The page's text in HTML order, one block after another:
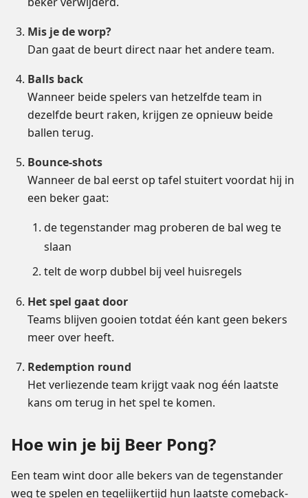
Mis je de worp?
Dan gaat de beurt direct naar het andere team.
Balls back
Wanneer beide spelers van hetzelfde team in
dezelfde beurt raken, krijgen ze opnieuw beide
ballen terug.
Bounce-shots
Wanneer de bal eerst op tafel stuitert voordat hij in
een beker gaat:
de tegenstander mag proberen de bal weg te
slaan
telt de worp dubbel bij veel huisregels
Het spel gaat door
Teams blijven gooien totdat één kant geen bekers
meer over heeft.
Redemption round
Het verliezende team krijgt vaak nog één laatste
kans om terug in het spel te komen.
Hoe win je bij Beer Pong?
Een team wint door alle bekers van de tegenstander
weg te spelen en tegelijkertijd hun laatste comeback-